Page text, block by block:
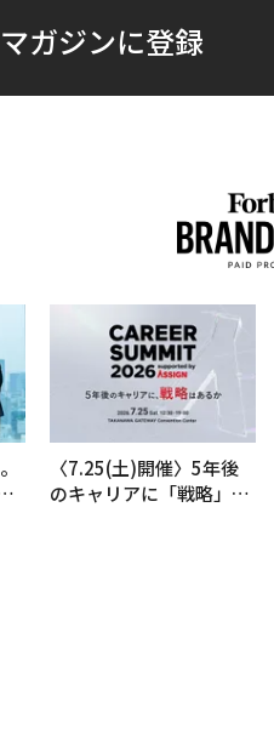
ガジンに登録
〈7.25(土)開催〉5年後
のキャリアに「戦略」は